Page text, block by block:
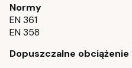
Normy
EN 361
EN 358
Dopuszczalne obciążenie